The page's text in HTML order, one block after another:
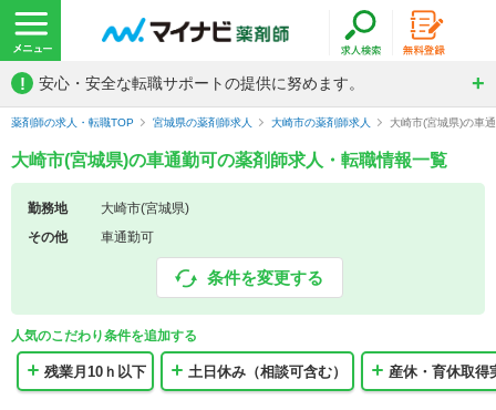
! 安心・安全な転職サポートの提供に努めます。
薬剤師の求人・転職TOP 宮城県の薬剤師求人 大崎市の薬剤師求人 大崎市(宮城県)の車
大崎市(宮城県)の車通勤可の薬剤師求人・転職情報一覧
勤務地
大崎市(宮城県)
その他
車通勤可
条件を変更する
人気のこだわり条件を追加する
残業月10ｈ以下 土日休み（相談可含む） 産休・育休取得